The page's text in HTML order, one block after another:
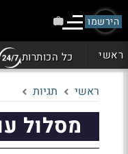
הירשמו
ראשי כל הכותרות
ראשי תגיות
מסלול